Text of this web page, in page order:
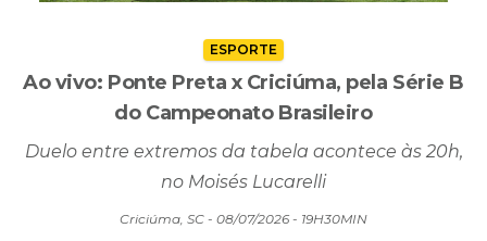
ESPORTE
Ao vivo: Ponte Preta x Criciúma, pela Série B
do Campeonato Brasileiro
Duelo entre extremos da tabela acontece às 20h,
no Moisés Lucarelli
Criciúma, SC - 08/07/2026 - 19H30MIN